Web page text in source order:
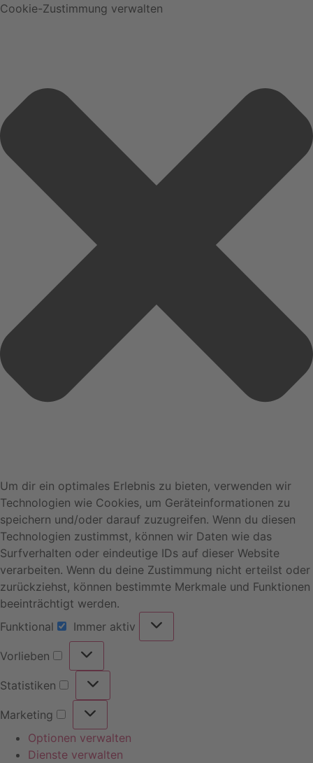
Cookie-Zustimmung verwalten
Um dir ein optimales Erlebnis zu bieten, verwenden wir
Technologien wie Cookies, um Geräteinformationen zu
speichern und/oder darauf zuzugreifen. Wenn du diesen
Technologien zustimmst, können wir Daten wie das
Surfverhalten oder eindeutige IDs auf dieser Website
verarbeiten. Wenn du deine Zustimmung nicht erteilst oder
zurückziehst, können bestimmte Merkmale und Funktionen
beeinträchtigt werden.
Funktional
Immer aktiv
Vorlieben
Statistiken
Marketing
Optionen verwalten
Dienste verwalten